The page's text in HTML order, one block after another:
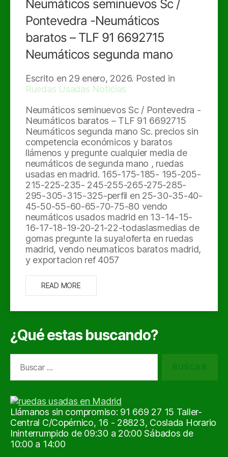
Neumáticos seminuevos Sc /
Pontevedra -Neumáticos
baratos – TLF 91 6692715
Neumáticos segunda mano
Escrito en 29 enero, 2026. Posted in
Ruedas Usadas Noticias
Neumáticos seminuevos Sc / Pontevedra -
Neumáticos baratos – TLF 91 6692715
Neumáticos segunda mano Sc. precios sin
competencia económicos y baratos
llámenos y pregunte cualquier media de
neumáticos de segunda mano , ruedas
usadas en madrid. 165-175-185- 195-205-
215-225-235- 245-255-265-275-285-
295-305-315-325-perfil en 25-30-35-40-
45-50-55-60-65-70-75-80 vendo
neumáticos usados madrid en 13-14-15-
16-17-18-19-20-21-22-todaslasmedias de
gomas pregunte la suya!oferta en ruedas
madrid, vendo neumaticos baratos madrid,
y exportacion ref 4057
READ MORE
¿Qué estas buscando?
Llámanos sin compromiso: 91 669 27 15 Taller-
Central C/Copérnico, 16 - 28823, Coslada Horario
Ininterrumpido de 09:30 a 20:00 Sábados de
10:00 a 14:00